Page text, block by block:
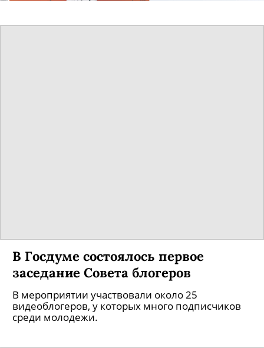
В Госдуме состоялось первое
заседание Совета блогеров
В мероприятии участвовали около 25
видеоблогеров, у которых много подписчиков
среди молодежи.